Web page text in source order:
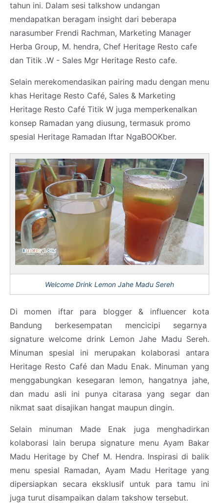
tahun ini. Dalam sesi talkshow undangan
mendapatkan beragam insight dari beberapa
narasumber Frendi Rachman, Marketing Manager
Herba Group, M. hendra, Chef Heritage Resto cafe
dan Titik .W - Sales Mgr Heritage Resto cafe.
Selain merekomendasikan pairing madu dengan menu
khas Heritage Resto Café, Sales & Marketing
Heritage Resto Café Titik W juga memperkenalkan
konsep Ramadan yang diusung, termasuk promo
spesial Heritage Ramadan Iftar NgaBOOKber.
Welcome Drink Lemon Jahe Madu Sereh
Di momen iftar para blogger & influencer kota
Bandung berkesempatan mencicipi segarnya
signature welcome drink Lemon Jahe Madu Sereh.
Minuman spesial ini merupakan kolaborasi antara
Heritage Resto Café dan Madu Enak. Minuman yang
menggabungkan kesegaran lemon, hangatnya jahe,
dan madu asli ini punya citarasa yang segar dan
nikmat saat disajikan hangat maupun dingin.
Selain minuman Made Enak juga menghadirkan
kolaborasi lain berupa signature menu Ayam Bakar
Madu Heritage by Chef M. Hendra. Inspirasi di balik
menu spesial Ramadan, Ayam Madu Heritage yang
dipersiapkan secara eksklusif untuk para tamu ini
juga turut disampaikan dalam takshow tersebut.